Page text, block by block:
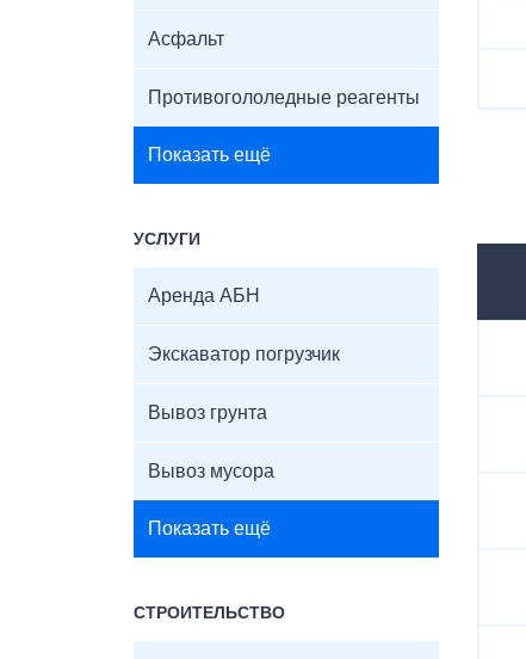
Асфальт
Противогололедные реагенты
Показать ещё
УСЛУГИ
Аренда АБН
Экскаватор погрузчик
Вывоз грунта
Вывоз мусора
Показать ещё
СТРОИТЕЛЬСТВО